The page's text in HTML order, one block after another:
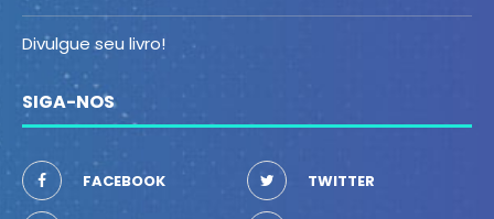
Divulgue seu livro!
SIGA-NOS
FACEBOOK TWITTER